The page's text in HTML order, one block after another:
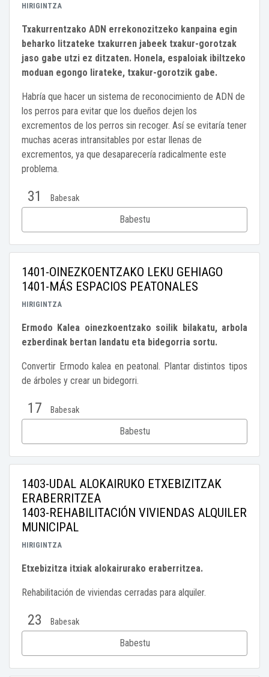
HIRIGINTZA
Txakurrentzako ADN errekonozitzeko kanpaina egin
beharko litzateke txakurren jabeek txakur-gorotzak
jaso gabe utzi ez ditzaten. Honela, espaloiak ibiltzeko
moduan egongo lirateke, txakur-gorotzik gabe.
Habría que hacer un sistema de reconocimiento de ADN de
los perros para evitar que los dueños dejen los
excrementos de los perros sin recoger. Así se evitaría tener
muchas aceras intransitables por estar llenas de
excrementos, ya que desaparecería radicalmente este
problema.
31 Babesak
Babestu
1401-OINEZKOENTZAKO LEKU GEHIAGO
1401-MÁS ESPACIOS PEATONALES
HIRIGINTZA
Ermodo Kalea oinezkoentzako soilik bilakatu, arbola
ezberdinak bertan landatu eta bidegorria sortu.
Convertir Ermodo kalea en peatonal. Plantar distintos tipos
de árboles y crear un bidegorri.
17 Babesak
Babestu
1403-UDAL ALOKAIRUKO ETXEBIZITZAK
ERABERRITZEA
1403-REHABILITACIÓN VIVIENDAS ALQUILER
MUNICIPAL
HIRIGINTZA
Etxebizitza itxiak alokairurako eraberritzea.
Rehabilitación de viviendas cerradas para alquiler.
23 Babesak
Babestu